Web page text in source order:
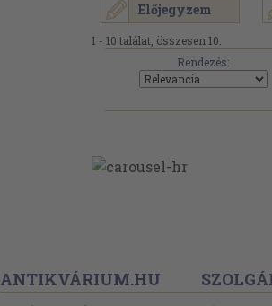
Előjegyzem
1 - 10 találat, összesen 10.
Rendezés:
ANTIKVÁRIUM.HU